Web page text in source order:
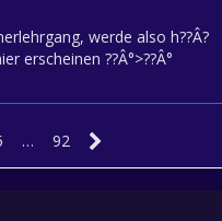
werde also h??Â?
erscheinen ??Â°>??Â°
… 92